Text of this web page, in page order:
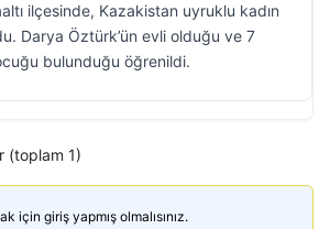
ilçesinde, Kazakistan uyruklu kadın
Darya Öztürk’ün evli olduğu ve 7
bulunduğu öğrenildi.
(toplam 1)
için giriş yapmış olmalısınız.